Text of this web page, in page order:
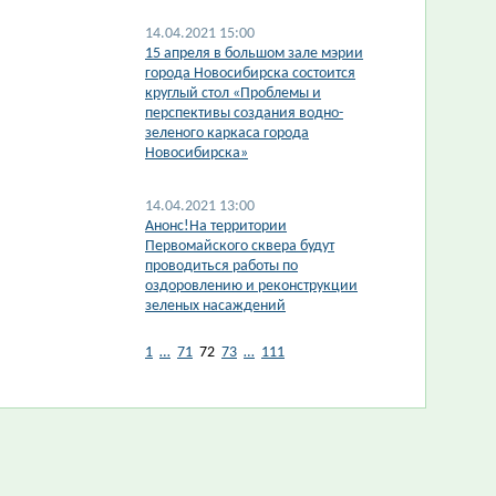
14.04.2021 15:00
​15 апреля в большом зале мэрии
города Новосибирска состоится
круглый стол «Проблемы и
перспективы создания водно-
зеленого каркаса города
Новосибирска»
14.04.2021 13:00
Анонс!На территории
Первомайского сквера будут
проводиться работы по
оздоровлению и реконструкции
зеленых насаждений
1 … 71 72 73 … 111